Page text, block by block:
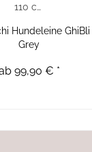
110 cm
Hundeleine GhiBli
Grey
99,90 € *